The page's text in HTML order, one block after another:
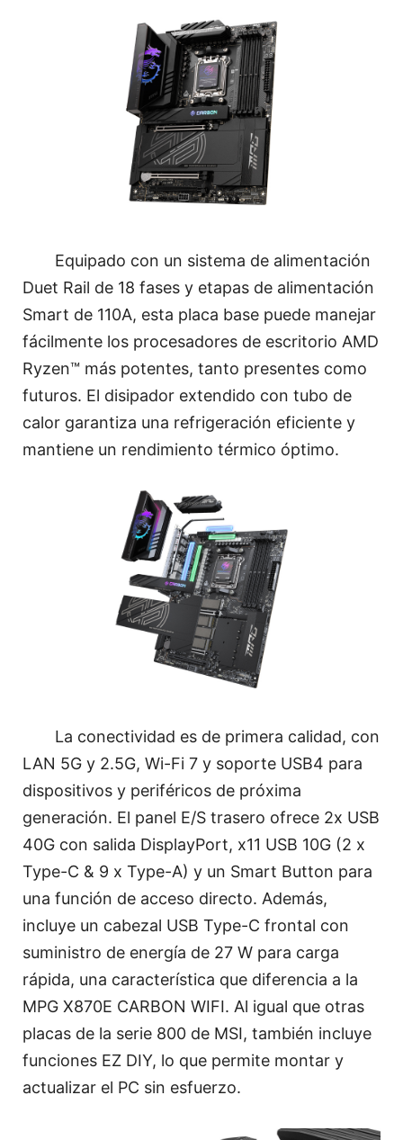
Equipado con un sistema de alimentación
Duet Rail de 18 fases y etapas de alimentación
Smart de 110A, esta placa base puede manejar
fácilmente los procesadores de escritorio AMD
Ryzen™ más potentes, tanto presentes como
futuros. El disipador extendido con tubo de
calor garantiza una refrigeración eficiente y
mantiene un rendimiento térmico óptimo.
La conectividad es de primera calidad, con
LAN 5G y 2.5G, Wi-Fi 7 y soporte USB4 para
dispositivos y periféricos de próxima
generación. El panel E/S trasero ofrece 2x USB
40G con salida DisplayPort, x11 USB 10G (2 x
Type-C & 9 x Type-A) y un Smart Button para
una función de acceso directo. Además,
incluye un cabezal USB Type-C frontal con
suministro de energía de 27 W para carga
rápida, una característica que diferencia a la
MPG X870E CARBON WIFI. Al igual que otras
placas de la serie 800 de MSI, también incluye
funciones EZ DIY, lo que permite montar y
actualizar el PC sin esfuerzo.